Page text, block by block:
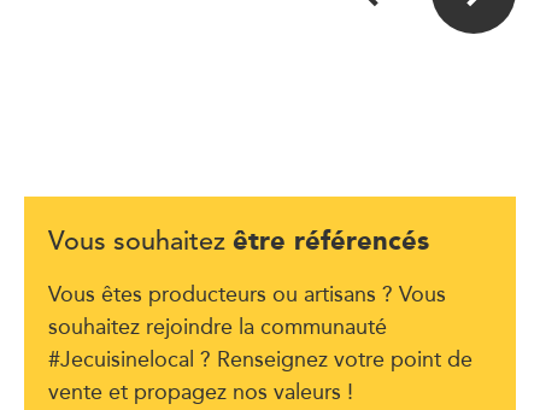
Vous souhaitez être référencés
Vous êtes producteurs ou artisans ? Vous
souhaitez rejoindre la communauté
#Jecuisinelocal ? Renseignez votre point de
vente et propagez nos valeurs !